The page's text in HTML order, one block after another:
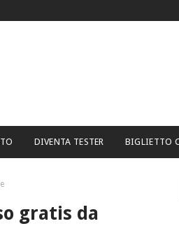
DIVENTA TESTER BIGLIETTO
gratis da